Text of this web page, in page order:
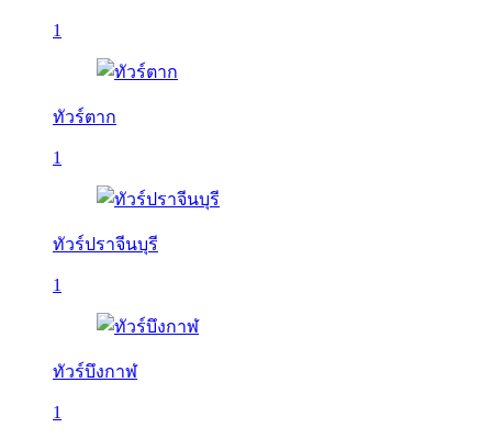
1
ทัวร์ตาก
1
ทัวร์ปราจีนบุรี
1
ทัวร์บึงกาฬ
1